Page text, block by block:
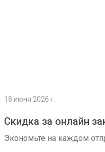
18 июня 2026 г.
Скидка за онлайн
Экономьте на каждом